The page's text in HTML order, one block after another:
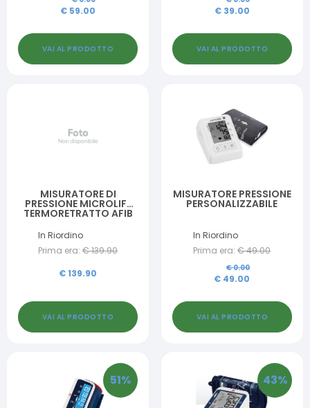
€ 59.00
VAI AL PRODOTTO
€ 39.00
VAI AL PRODOTTO
MISURATORE DI
PRESSIONE MICROLIFE
TERMORETRATTO AFIB
PORTATILE PULSO 100 IN
OMAGGIO
In Riordino
Prima era: €139.90
€139.90
VAI AL PRODOTTO
MISURATORE PRESSIONE
PERSONALIZZABILE
In Riordino
Prima era: €49.00
€0.00
€ 49.00
VAI AL PRODOTTO
51% 43%